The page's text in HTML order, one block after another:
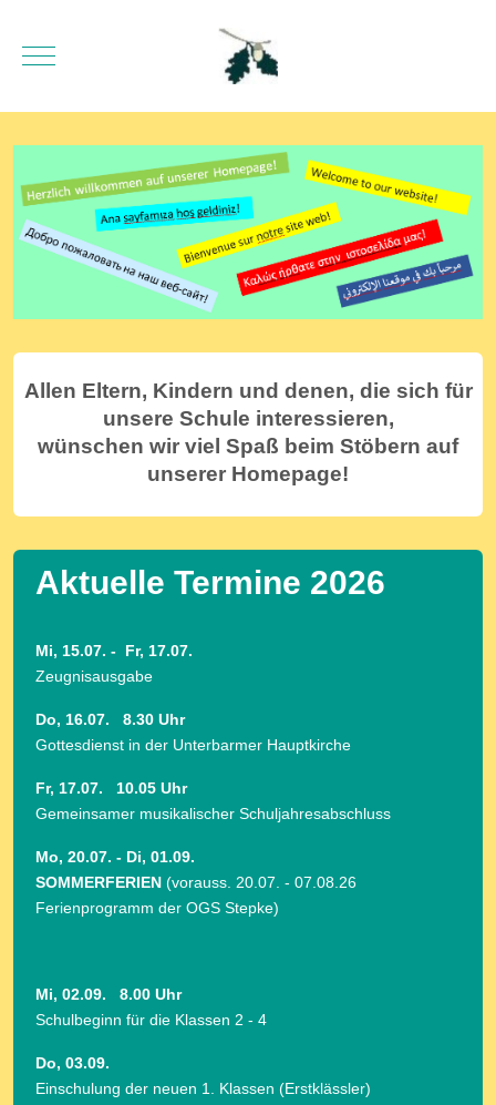
Mobile Menu Toggle
Allen Eltern, Kindern und denen, die sich für
unsere Schule interessieren,
wünschen wir viel Spaß beim Stöbern auf
unserer Homepage!
Aktuelle Termine 2026
Mi, 15.07. - Fr, 17.07.
Zeugnisausgabe
Do, 16.07. 8.30 Uhr
Gottesdienst in der Unterbarmer Hauptkirche
Fr, 17.07. 10.05 Uhr
Gemeinsamer musikalischer Schuljahresabschluss
Mo, 20.07. - Di, 01.09.
SOMMERFERIEN (vorauss. 20.07. - 07.08.26
Ferienprogramm der OGS Stepke)
Mi, 02.09. 8.00 Uhr
Schulbeginn für die Klassen 2 - 4
Do, 03.09.
Einschulung der neuen 1. Klassen (Erstklässler)